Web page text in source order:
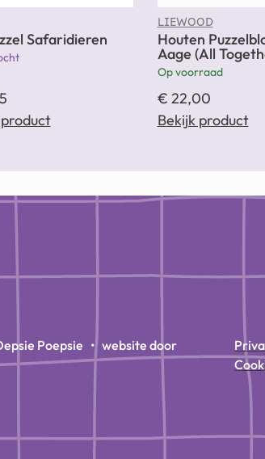
Safaridieren
LIEWOOD
Houten
Aage (All
Op voorraad
€ 22,00
Bekijk product
Poepsie • website door